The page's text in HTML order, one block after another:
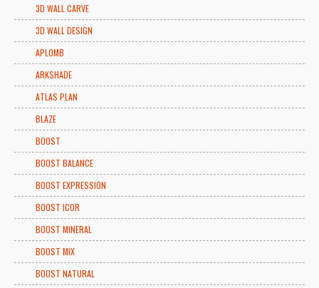
3D WALL CARVE
3D WALL DESIGN
APLOMB
ARKSHADE
ATLAS PLAN
BLAZE
BOOST
BOOST BALANCE
BOOST EXPRESSION
BOOST ICOR
BOOST MINERAL
BOOST MIX
BOOST NATURAL